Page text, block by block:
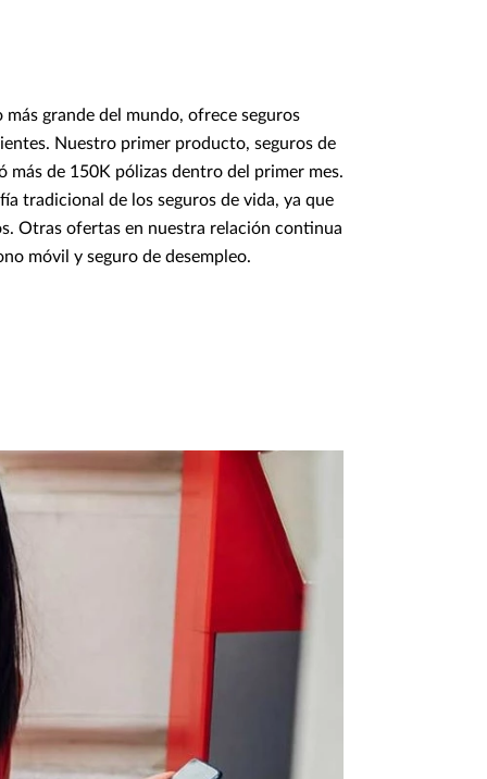
grande del mundo, ofrece seguros
Nuestro primer producto, seguros de
más de 150K pólizas dentro del primer mes.
tradicional de los seguros de vida, ya que
Otras ofertas en nuestra relación continua
móvil y seguro de desempleo.